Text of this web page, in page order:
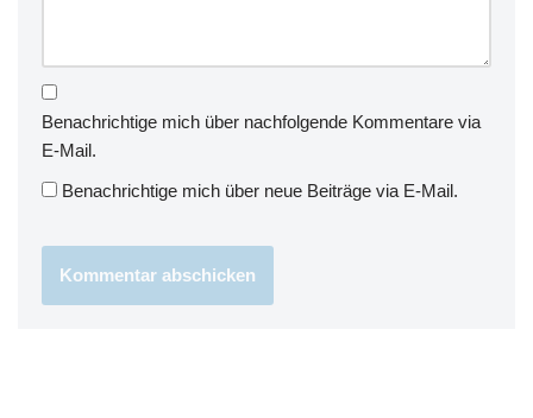
Benachrichtige mich über nachfolgende Kommentare via
E-Mail.
Benachrichtige mich über neue Beiträge via E-Mail.